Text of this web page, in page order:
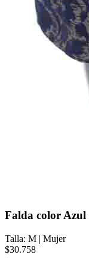
Falda color
Talla: M | Mujer
$30.758